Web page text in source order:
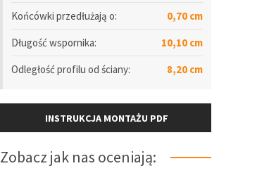
Końcówki przedłużają o:
0,70 cm
Długość wspornika:
10,10 cm
Odległośćprofilu od ściany: 8,20 cm
INSTRUKCJA MONTAŻU PDF
Zobacz jak nas oceniają: